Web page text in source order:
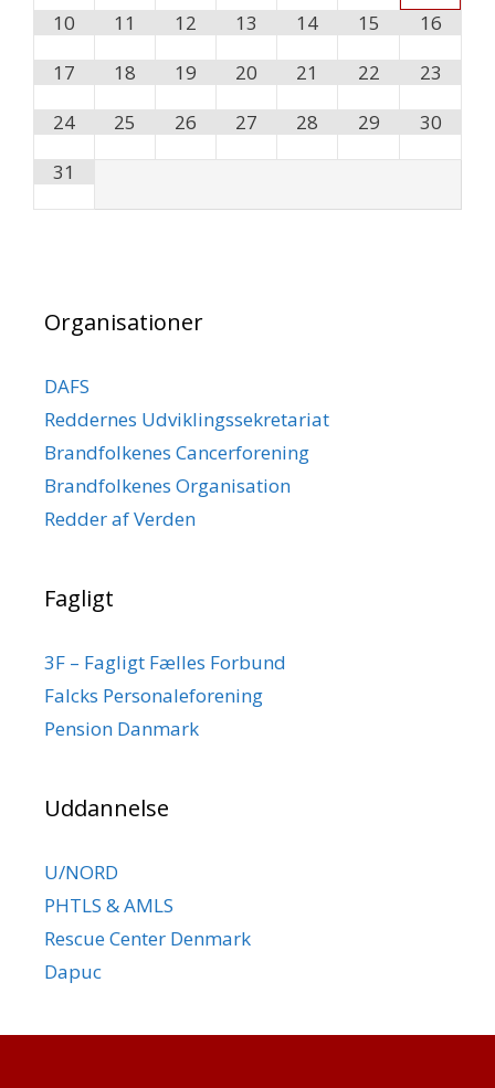
10
11 12 13 14 15
16
17
18 19 20 21 22
23
24
25 26 27 28 29
30
31
Organisationer
DAFS
Reddernes Udviklingssekretariat
Brandfolkenes Cancerforening
Brandfolkenes Organisation
Redder af Verden
Fagligt
3F – Fagligt Fælles Forbund
Falcks Personaleforening
Pension Danmark
Uddannelse
U/NORD
PHTLS & AMLS
Rescue Center Denmark
Dapuc